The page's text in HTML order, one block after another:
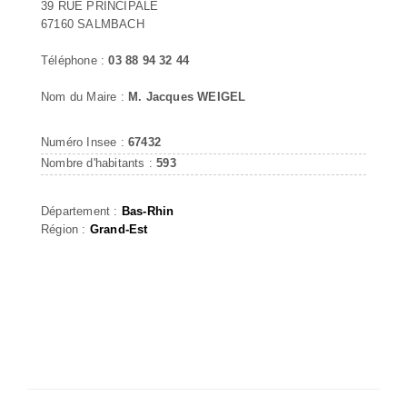
39 RUE PRINCIPALE
67160 SALMBACH
Téléphone :03 88 94 32 44
Nom du Maire : M. Jacques WEIGEL
Numéro Insee : 67432
Nombre d'habitants :593
Département : Bas-Rhin
Région : Grand-Est